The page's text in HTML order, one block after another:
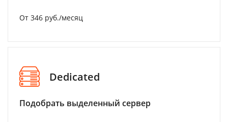
От 346 руб./месяц
Dedicated
Подобрать выделенный сервер